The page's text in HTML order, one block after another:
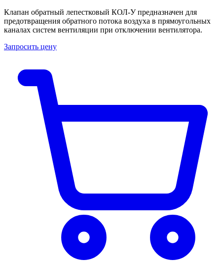
Клапан обратный лепестковый КОЛ-У предназначен для
предотвращения обратного потока воздуха в прямоугольных
каналах систем вентиляции при отключении вентилятора.
Запросить цену